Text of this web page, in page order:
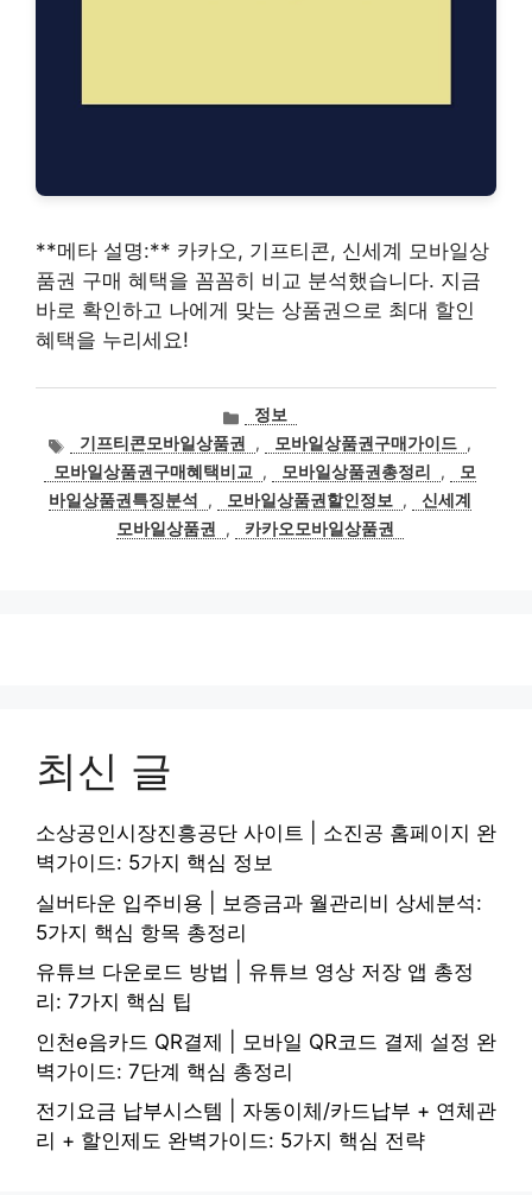
**메타 설명:** 카카오, 기프티콘, 신세계 모바일상
품권 구매 혜택을 꼼꼼히 비교 분석했습니다. 지금
바로 확인하고 나에게 맞는 상품권으로 최대 할인
혜택을 누리세요!
카
테
고
리
정보
태
그
기프티콘모바일상품권 , 모바일상품권구매가이드 ,
모바일상품권구매혜택비교
, 모바일상품권총정리 ,
모
바일상품권특징분석
, 모바일상품권할인정보 ,
신세계
모바일상품권
, 카카오모바일상품권
최신 글
소상공인시장진흥공단 사이트 | 소진공 홈페이지 완
벽가이드: 5가지 핵심 정보
실버타운 입주비용 | 보증금과 월관리비 상세분석:
5가지 핵심 항목 총정리
유튜브 다운로드 방법 | 유튜브 영상 저장 앱 총정
리: 7가지 핵심 팁
인천e음카드 QR결제 | 모바일 QR코드 결제 설정 완
벽가이드: 7단계 핵심 총정리
전기요금 납부시스템 | 자동이체/카드납부 + 연체관
리 + 할인제도 완벽가이드: 5가지 핵심 전략